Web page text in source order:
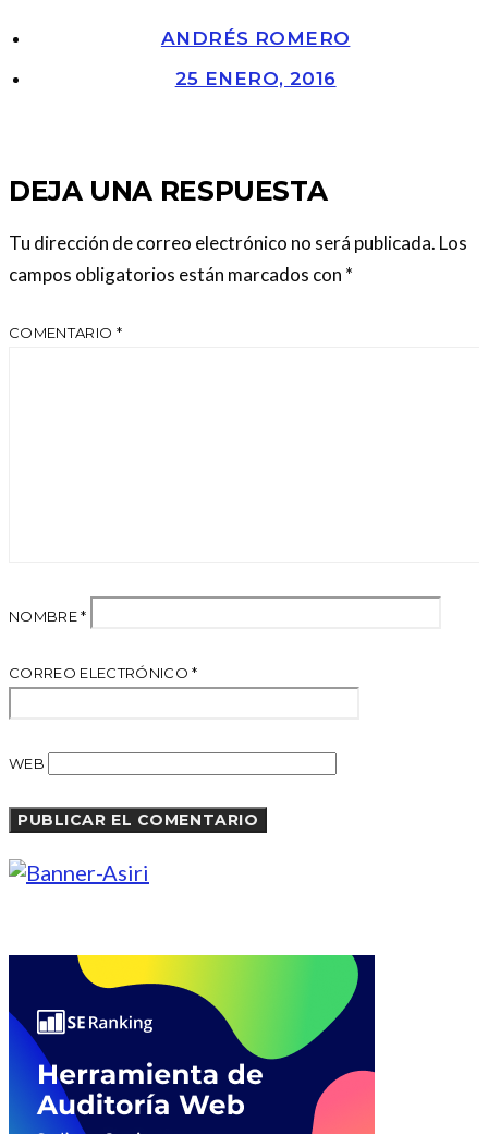
ANDRÉS ROMERO
25 ENERO, 2016
DEJA UNA RESPUESTA
Tu dirección de correo electrónico no será publicada. Los
campos obligatorios están marcados con *
COMENTARIO *
NOMBRE*
CORREO ELECTRÓNICO*
WEB